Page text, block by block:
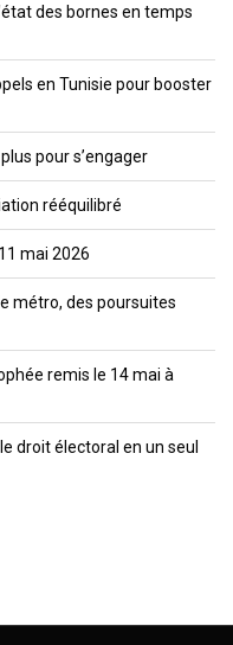
des bornes en temps
en Tunisie pour booster
pour s’engager
rééquilibré
mai 2026
métro, des poursuites
remis le 14 mai à
droit électoral en un seul